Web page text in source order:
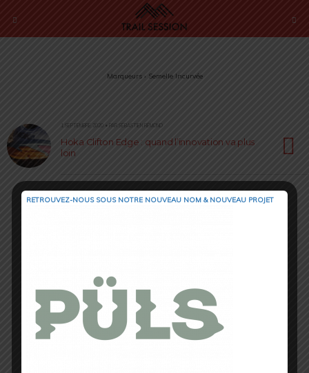
Marqueurs › Semelle Incurvée
1 SEPTEMBRE 2020 • PAR SÉBASTIEN RÉMOND
Hoka Clifton Edge : quand l’innovation va plus
loin
RETROUVEZ-NOUS SOUS NOTRE NOUVEAU NOM & NOUVEAU PROJET